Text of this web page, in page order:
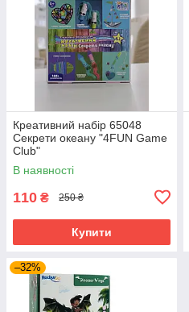
Креативний набір 65048
Секрети океану "4FUN Game
Club"
В наявності
110 ₴ 250 ₴
Купити
–32%